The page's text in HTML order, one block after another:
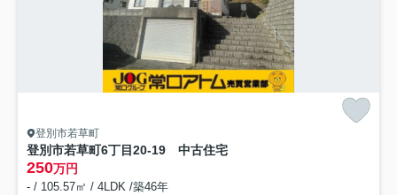
登別市若草町
登別市若草町6丁目20-19 中古住宅
250万円
- / 105.57㎡ / 4LDK /築46年